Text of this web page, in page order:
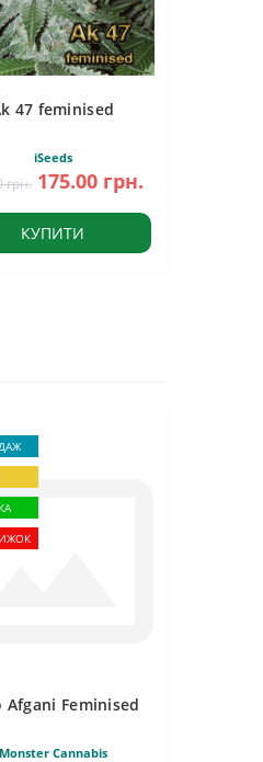
47 feminised
iSeeds
грн. 175.00 грн.
КУПИТИ
Afgani Feminised
Monster Cannabis